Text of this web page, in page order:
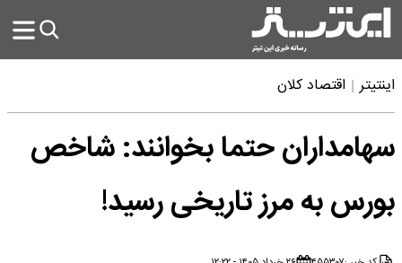
اینتیتر اقتصاد کلان
سهامداران حتما بخوانند: شاخص
بورس به مرز تاریخی رسید!